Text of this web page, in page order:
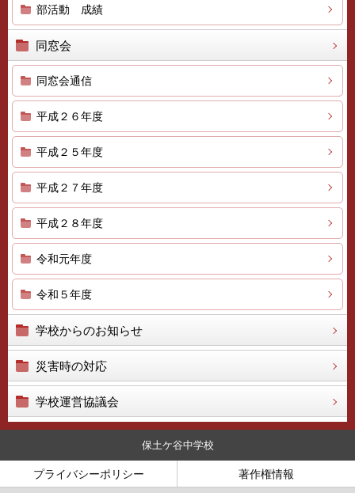
部活動 成績
同窓会
同窓会通信
平成２６年度
平成２５年度
平成２７年度
平成２８年度
令和元年度
令和５年度
学校からのお知らせ
災害時の対応
学校運営協議会
保土ケ谷中学校
プライバシーポリシー 著作権情報